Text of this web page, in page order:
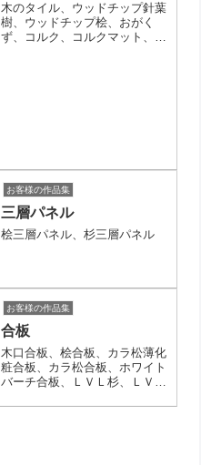
木のタイル、ウッドチップ針葉
樹、ウッドチップ桧、おがく
ず、コルク、コルクマット、テ
お客様の作品集
三層パネル
桧三層パネル、杉三層パネル
お客様の作品集
合板
木口合板、桧合板、カラ松薄化
粧合板、カラ松合板、ホワイト
バーチ合板、ＬＶＬ杉、ＬＶＬ